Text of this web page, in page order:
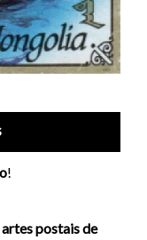
!
artes postais de